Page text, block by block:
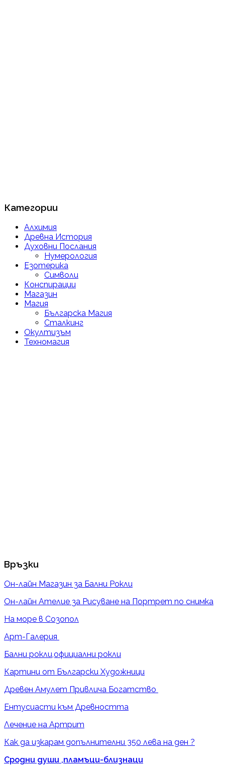
Категории
Алхимия
Древна История
Духовни Послания
Нумерология
Езотерика
Символи
Конспирации
Магазин
Магия
Българска Магия
Сталкинг
Окултизъм
Техномагия
Връзки
Он-лайн Магазин за Бални Рокли
Он-лайн Ателие за Рисуване на Портрет по снимка
На море в Созопол
Арт-Галерия
Бални рокли,официални рокли
Картини от Български Художници
Древен Амулет Привлича Богатство
Ентусиасти към Древността
Лечение на Артрит
Как да изкарам допълнителни 350 лева на ден ?
Сродни души ,пламъци-близнаци